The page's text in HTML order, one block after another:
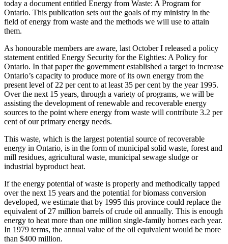
today a document entitled Energy from Waste: A Program for
Ontario. This publication sets out the goals of my ministry in the
field of energy from waste and the methods we will use to attain
them.
As honourable members are aware, last October I released a policy
statement entitled Energy Security for the Eighties: A Policy for
Ontario. In that paper the government established a target to increase
Ontario’s capacity to produce more of its own energy from the
present level of 22 per cent to at least 35 per cent by the year 1995.
Over the next 15 years, through a variety of programs, we will be
assisting the development of renewable and recoverable energy
sources to the point where energy from waste will contribute 3.2 per
cent of our primary energy needs.
This waste, which is the largest potential source of recoverable
energy in Ontario, is in the form of municipal solid waste, forest and
mill residues, agricultural waste, municipal sewage sludge or
industrial byproduct heat.
If the energy potential of waste is properly and methodically tapped
over the next 15 years and the potential for biomass conversion
developed, we estimate that by 1995 this province could replace the
equivalent of 27 million barrels of crude oil annually. This is enough
energy to heat more than one million single-family homes each year.
In 1979 terms, the annual value of the oil equivalent would be more
than $400 million.